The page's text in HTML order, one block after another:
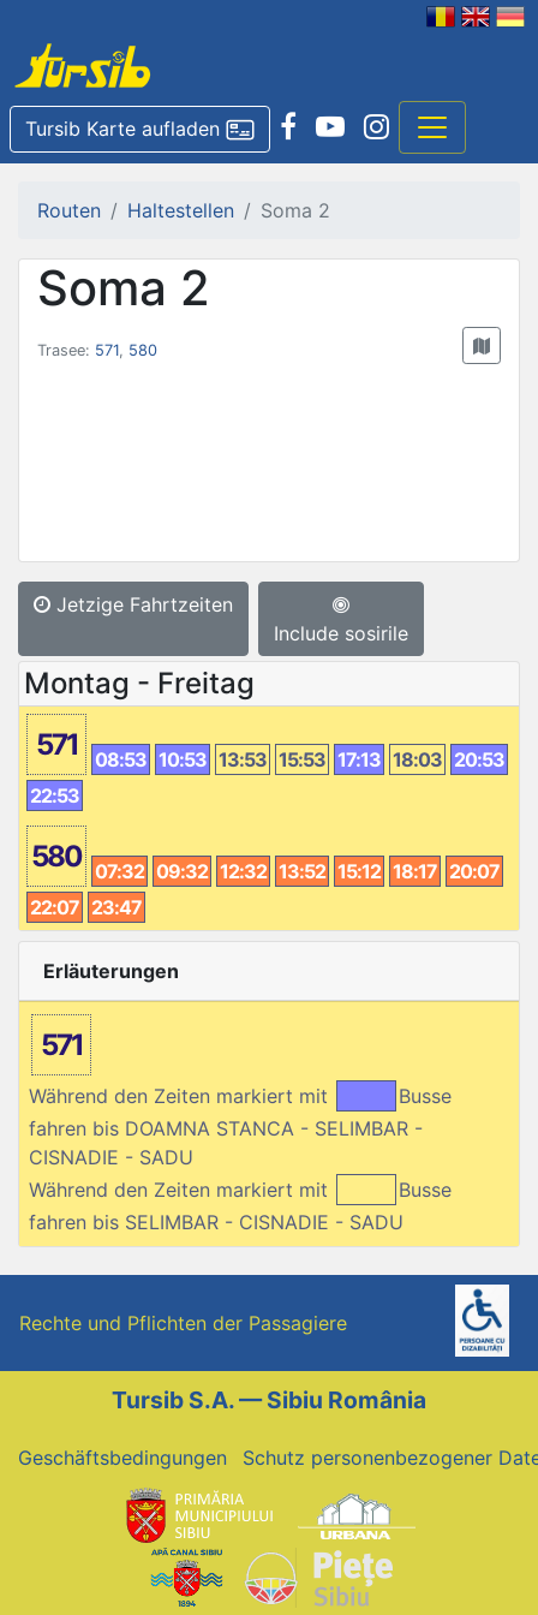
Tursib Karte aufladen
Routen Haltestellen Soma 2
Soma 2
Trasee: 571, 580
Jetzige Fahrtzeiten
Include sosirile
Montag - Freitag
571
08:53 10:53 13:53 15:53 17:13 18:03 20:53
22:53
580 07:32 09:32 12:32 13:52 15:12 18:17 20:07
22:07 23:47
Erläuterungen
571
Während den Zeiten markiert mit
Busse
fahren bis DOAMNA STANCA - SELIMBAR -
CISNADIE - SADU
Während den Zeiten markiert mit
Busse
fahren bis SELIMBAR - CISNADIE - SADU
Rechte und Pflichten der Passagiere
Tursib S.A. — Sibiu România
Geschäftsbedingungen Schutz personenbezogener